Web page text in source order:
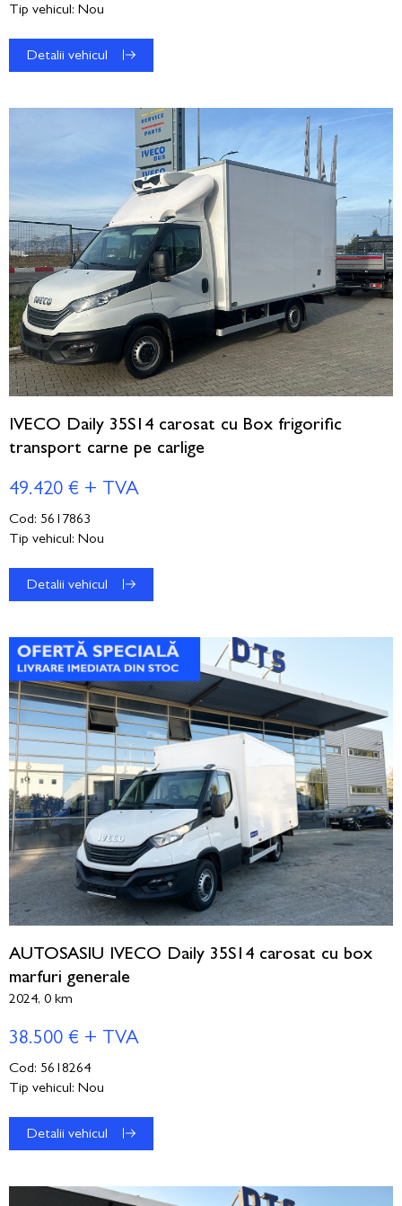
Tip vehicul: Nou
Detalii vehicul
IVECO Daily 35S14 carosat cu Box frigorific
transport carne pe carlige
49.420 € + TVA
Cod: 5617863
Tip vehicul: Nou
Detalii vehicul
AUTOSASIU IVECO Daily 35S14 carosat cu box
marfuri generale
2024, 0 km
38.500 € + TVA
Cod: 5618264
Tip vehicul: Nou
Detalii vehicul